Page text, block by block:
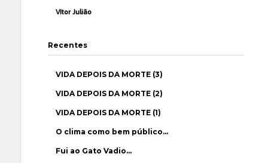
Vítor Julião
Recentes
VIDA DEPOIS DA MORTE (3)
VIDA DEPOIS DA MORTE (2)
VIDA DEPOIS DA MORTE (1)
O clima como bem público…
Fui ao Gato Vadio…